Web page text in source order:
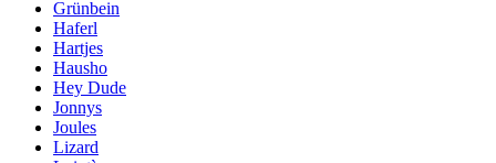
Grünbein
Haferl
Hartjes
Hausho
Hey Dude
Jonnys
Joules
Lizard